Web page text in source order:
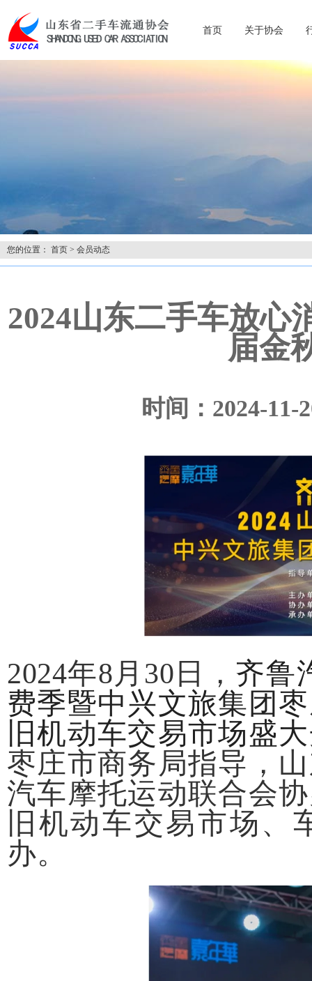
首页 关于协会
您的位置： 首页 > 会员动态
2024山东二手车放心
届金
时间：2024-
2024年8月30日， 齐鲁
费季暨中兴文旅集团
旧机动车交易市场盛
枣庄市商务局指导，
汽车摩托运动联合会
旧机动车交易市场、
办。